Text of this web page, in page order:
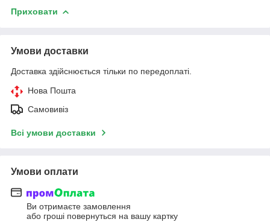
Приховати
Умови доставки
Доставка здійснюється тільки по передоплаті.
Нова Пошта
Самовивіз
Всі умови доставки
Умови оплати
Ви отримаєте замовлення
або гроші повернуться на вашу картку